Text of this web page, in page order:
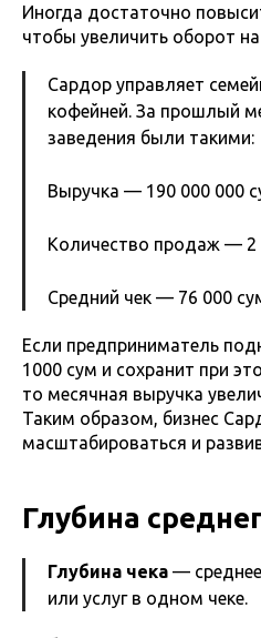
Иногда достаточно
чтобы увеличить оборот
Сардор управляет
кофейней. За прошлый
заведения были такими:
Выручка — 190 000 000
Количество продаж — 2
Средний чек — 76 000
Если предприниматель
1000 сум и сохранит при
то месячная выручка
Таким образом, бизнес
масштабироваться и
Глубина
Глубина чека —
или услуг в одном чеке.